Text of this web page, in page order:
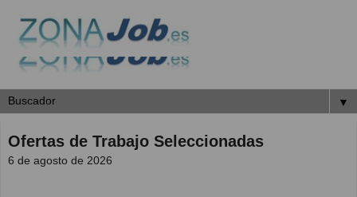
▼
Ofertas de Trabajo Seleccionadas
6 de agosto de 2026